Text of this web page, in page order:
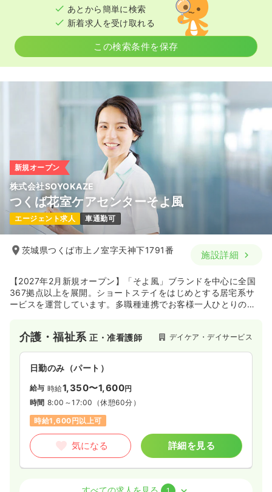
時給1,600円以上可
気になる 詳細を見る
あとから簡単に検索
新着求人を受け取れる
この検索条件を保存
新規オープン
株式会社SOYOKAZE
つくば花室ケアセンターそよ風
エージェント求人 車通勤可
茨城県つくば市上ノ室字天神下1791番 施設詳細
【2027年2月新規オープン】「そよ風」ブランドを中心に全国
367拠点以上を展開。ショートステイをはじめとする居宅系サ
ービスを運営しています。多職種連携でお客様一人ひとりの生
介護・福祉系正・准看護師 デイケア・デイサービス
日勤のみ（パート）
給与 時給1,350〜1,600円
時間 8:00～17:00 （休憩60分）
時給1,600円以上可
気になる 詳細を見る
介護・福祉系正・准看護師